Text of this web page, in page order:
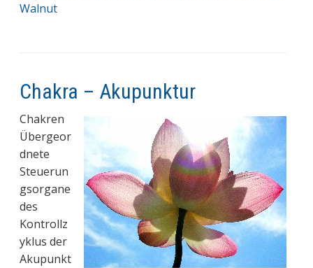
Walnut
Chakra – Akupunktur
Chakren
Übergeor
dnete
Steuerun
gsorgane
des
Kontrollz
yklus der
Akupunkt